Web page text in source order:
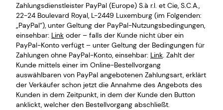
Zahlungsdienstleister PayPal (Europe) S.à r.l. et Cie, S.C.A.,
22-24 Boulevard Royal, L-2449 Luxemburg (im Folgenden:
„PayPal“), unter Geltung der PayPal-Nutzungsbedingungen,
einsehbar: Link oder – falls der Kunde nicht über ein
PayPal-Konto verfügt – unter Geltung der Bedingungen für
Zahlungen ohne PayPal-Konto, einsehbar: Link. Zahlt der
Kunde mittels einer im Online-Bestellvorgang
auswählbaren von PayPal angebotenen Zahlungsart, erklärt
der Verkäufer schon jetzt die Annahme des Angebots des
Kunden in dem Zeitpunkt, in dem der Kunde den Button
anklickt, welcher den Bestellvorgang abschließt.